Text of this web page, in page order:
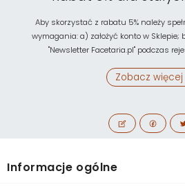
Aby skorzystać z rabatu 5% należy
wymagania: a) założyć konto w
"Newsletter Facetaria.pl" podczas
Zobacz
Informacje ogólne